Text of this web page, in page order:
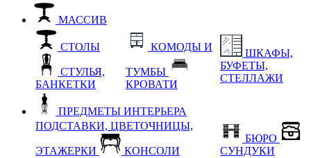
МАССИВ
СТОЛЫ
СТУЛЬЯ,
БАНКЕТКИ
КОМОДЫ И
ТУМБЫ
КРОВАТИ
ШКАФЫ,
БУФЕТЫ,
СТЕЛЛАЖИ
ПРЕДМЕТЫ ИНТЕРЬЕРА
ПОДСТАВКИ, ЦВЕТОЧНИЦЫ,
ЭТАЖЕРКИ КОНСОЛИ
БЮРО
СУНДУКИ